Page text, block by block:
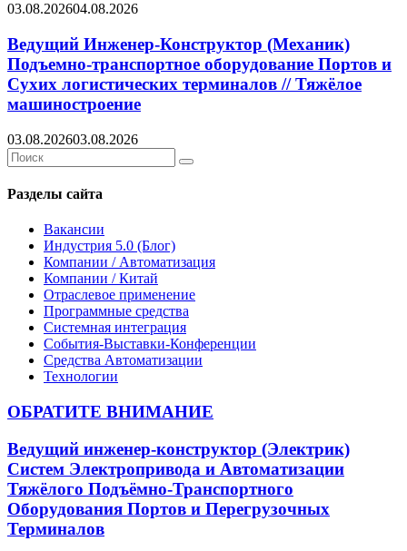
03.08.202604.08.2026
Ведущий Инженер-Конструктор (Механик)
Подъемно-транспортное оборудование Портов и
Сухих логистических терминалов // Тяжёлое
машиностроение
03.08.202603.08.2026
Search
for:
Search
Разделы сайта
Вакансии
Индустрия 5.0 (Блог)
Компании / Автоматизация
Компании / Китай
Отраслевое применение
Программные средства
Системная интеграция
События-Выставки-Конференции
Средства Автоматизации
Технологии
ОБРАТИТЕ ВНИМАНИЕ
Ведущий инженер-конструктор (Электрик)
Систем Электропривода и Автоматизации
Тяжёлого Подъёмно-Транспортного
Оборудования Портов и Перегрузочных
Терминалов